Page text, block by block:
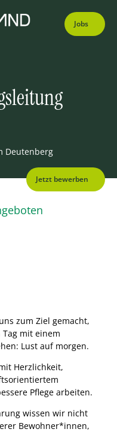
Jobs
Deutenberg
Jetzt bewerben
zum Ziel gemacht,
mit einem
Lust auf morgen.
Herzlichkeit,
Pflege arbeiten.
wissen wir nicht
Bewohner*innen,